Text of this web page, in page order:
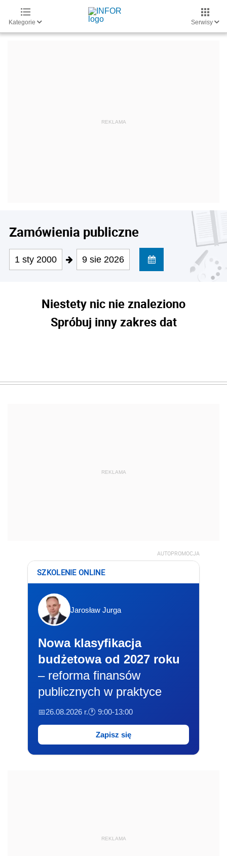
Kategorie Serwisy
Zamówienia publiczne
1 sty 2000 9 sie 2026
Niestety nic nie znaleziono
Spróbuj inny zakres dat
REKLAMA
AUTOPROMOCJA
SZKOLENIE ONLINE
Jarosław Jurga
Nowa klasyfikacja
budżetowa od 2027 roku
– reforma finansów
publicznych w praktyce
📅26.08.2026 r.🕐 9:00-13:00
Zapisz się
REKLAMA